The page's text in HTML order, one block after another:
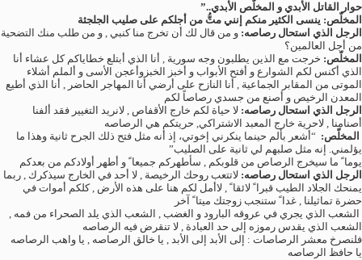
حوار القاتل الأبدي و المخلّص الأبدي..”
المخلّص: ينسى الكثير منكم إنني متُّ من أجلكم على صليب الجلجثة
الرجل الذي استحال رصاصه: و من قال لك أن تخرج منا كنبي , و من طلب منك التضحية
من أجل العالمين؟
المخلّص: خرجت مع الذين يطلبون وجه سورية , أنا الذي أبتلع خطاياكم كل عشاء أنا
الذي أكنس لكم الشوارع و أفتح الأبواب و أخبز الخبزوأعجن الأسى و ألملم أشلاء
الموتى من المقابر الجماعية , أنا النازح على أرضي أنا المهاجر الحاضر , أنا الذي أطيع
المعدن الرخيص و أصنع من جسدي رصاصاً لكم
الرجل الذي استحال رصاصه: لا حياة لكم خارج الأقفاص , لانريد التغيير فقد ألفنا
أصنامنا , لاحرية خارج المعبد الاشتراكي, حريتكم هي الرصاصه
المخلّص: “أشعر بألم حينما ينكرني إخوتي، إذ أنه مثل فتح ذلك الجرح ثانية وهذا ما
يؤلمني. إنه مثل صلبهم لي ثانية على الصليب”
يوما ً ما سيخرج الرصاص من قلوبكم , سأطهركم جميعا ً و أطهر أولادكم من بعدكم
الرجل الذي استحال رصاصه: لاتتعب روحك الرخيصة , لا أحد في الخارج سيذكرك , ربما
يمنحك الجلاد الطيب قبرا ً لائقا ً , لاأمل لكم هنا على هذه الأرض , كلكم أموات في
حضرة تماثيلنا , غدا ً ستنجب زوجتك ميتا ً آخر
الشعب الذي يجري في عروقه البارود و الغضب , الشعب الذي يلد الصحراء من فمه ,
الشعب الذي يقدس رموزه إلى حد العبادة , لا تنقرض فيه الرصاصه
فلنصرخ معشر الرصاصات : إلى الأبد إلى الأبد , يا خالق الرصاصه , يا واهب الرصاصه
يا حافظ الرصاصه